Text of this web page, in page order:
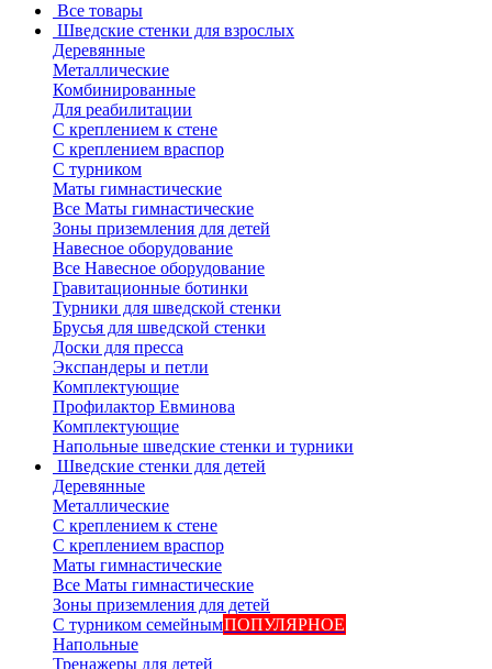
Все товары
Шведские стенки для взрослых
Деревянные
Металлические
Комбинированные
Для реабилитации
С креплением к стене
С креплением враспор
С турником
Маты гимнастические
Все Маты гимнастические
Зоны приземления для детей
Навесное оборудование
Все Навесное оборудование
Гравитационные ботинки
Турники для шведской стенки
Брусья для шведской стенки
Доски для пресса
Экспандеры и петли
Комплектующие
Профилактор Евминова
Комплектующие
Напольные шведские стенки и турники
Шведские стенки для детей
Деревянные
Металлические
С креплением к стене
С креплением враспор
Маты гимнастические
Все Маты гимнастические
Зоны приземления для детей
С турником семейнымПОПУЛЯРНОЕ
Напольные
Тренажеры для детей